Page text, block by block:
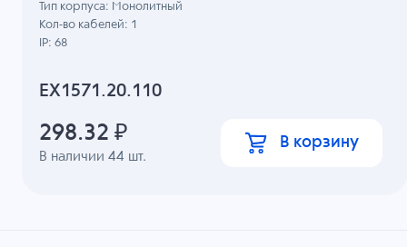
EX1571.20.110
В наличии44 шт.
Тип корпуса: Монолитный
Кол-во кабелей: 1
IP: 68
298.32 ₽ В корзину